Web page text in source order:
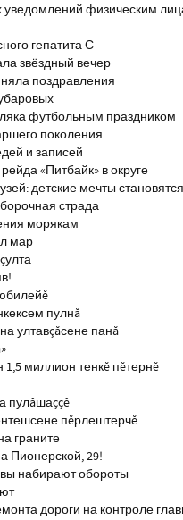
уведомлений физическим
гепатита С
звёздный вечер
поздравления
футбольным праздником
поколения
и записей
«Питбайк» в округе
детские мечты
страда
морякам
мар
пулнă
ултавçăсене панă
миллион тенкĕ пĕтернĕ
пулăшаççĕ
пĕрлештерчĕ
граните
Пионерской, 29!
набирают обороты
дороги на контроле